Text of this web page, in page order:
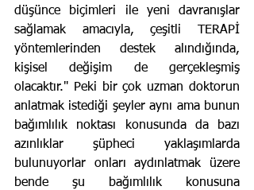
düşünce biçimleri ile yeni davranışlar
sağlamak amacıyla, çeşitli TERAPİ
yöntemlerinden destek alındığında,
kişisel değişim de gerçekleşmiş
olacaktır." Peki bir çok uzman doktorun
anlatmak istediği şeyler aynı ama bunun
bağımlılık noktası konusunda da bazı
azınlıklar şüpheci yaklaşımlarda
bulunuyorlar onları aydınlatmak üzere
bende şu bağımlılık konusuna